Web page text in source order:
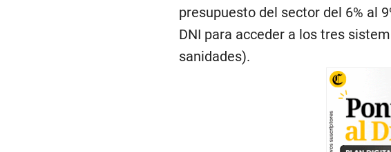
presupuesto del sector del 6% al
DNI para acceder a los tres
sanidades).